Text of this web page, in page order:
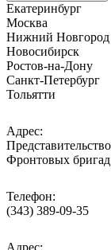
Екатеринбург
Москва
Нижний Новгород
Новосибирск
Ростов-на-Дону
Санкт-Петербург
Тольятти
Адрес:
Фронтовых
Телефон:
(343) 389-09-35
Адрес: